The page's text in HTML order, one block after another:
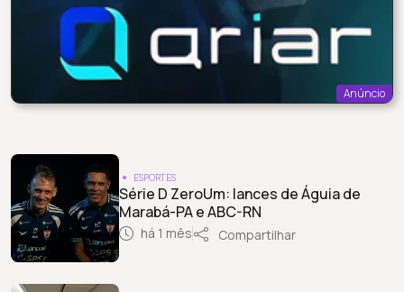
Anúncio
ESPORTES
Série D ZeroUm: lances de Águia de
Marabá-PA e ABC-RN
há 1 mês Compartilhar